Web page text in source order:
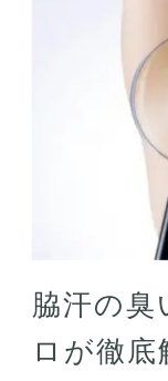
脇汗の臭
ロが徹底